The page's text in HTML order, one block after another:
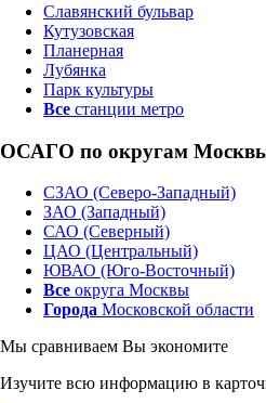
Славянский бульвар
Кутузовская
Планерная
Лубянка
Парк культуры
Все станции метро
ОСАГО по округам
СЗАО (Северо-Западный)
ЗАО (Западный)
САО (Северный)
ЦАО (Центральный)
ЮВАО (Юго-Восточный)
Все округа Москвы
Города Московской области
Мы сравниваем Вы экономите
Изучите всю информацию в